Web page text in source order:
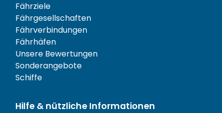
Fährziele
Fährgesellschaften
Fährverbindungen
Fährhäfen
Unsere Bewertungen
Sonderangebote
Schiffe
Hilfe & nützliche Informationen